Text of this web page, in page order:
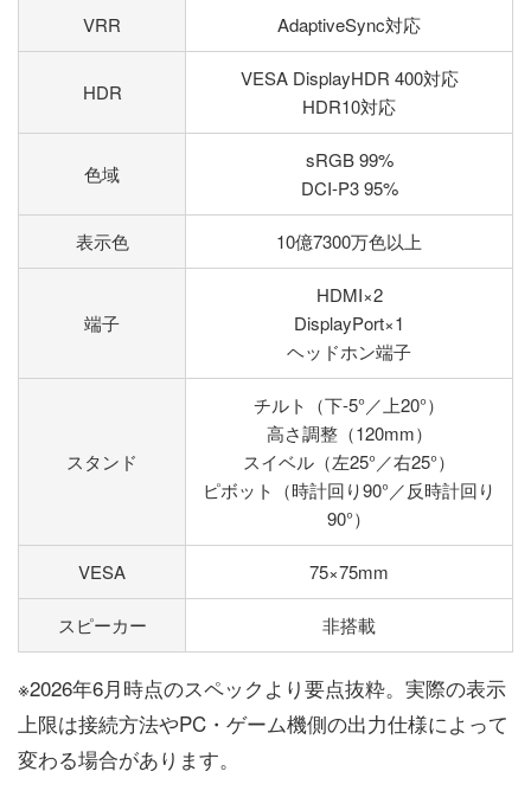
VRR AdaptiveSync対応
HDR
VESA DisplayHDR 400対応
HDR10対応
色域
sRGB 99%
DCI-P3 95%
表示色 10億7300万色以上
端子
HDMI×2
DisplayPort×1
ヘッドホン端子
スタンド
チルト（下-5°／上20°）
高さ調整（120mm）
スイベル（左25°／右25°）
ピボット（時計回り90°／反時計回り
90°）
VESA 75×75mm
スピーカー 非搭載
※2026年6月時点のスペックより要点抜粋。実際の表示
上限は接続方法やPC・ゲーム機側の出力仕様によって
変わる場合があります。